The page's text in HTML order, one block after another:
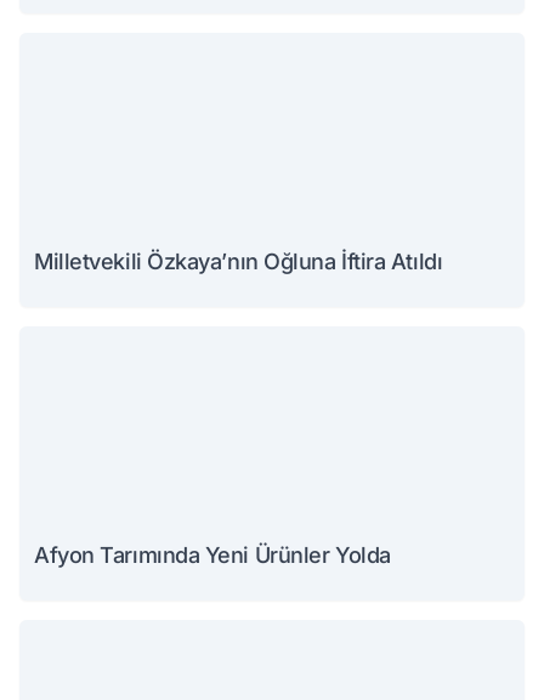
Milletvekili Özkaya’nın Oğluna İftira Atıldı
Afyon Tarımında Yeni Ürünler Yolda